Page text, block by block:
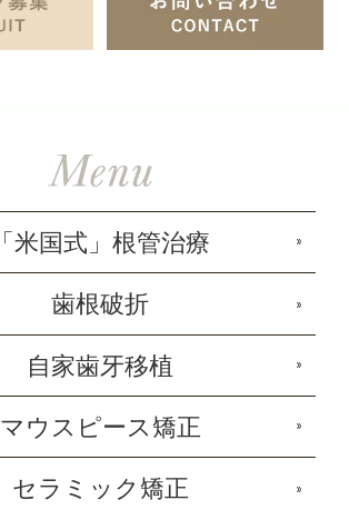
「米国式」根管治療
歯根破折
自家歯牙移植
マウスピース矯正
セラミック矯正